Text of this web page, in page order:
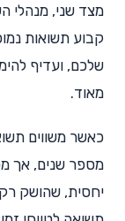
מצד שני, מנהלי
קבוע תשואות
שלכם, ועדיף
מאוד.
כאשר משווים
מספר שנים, אך